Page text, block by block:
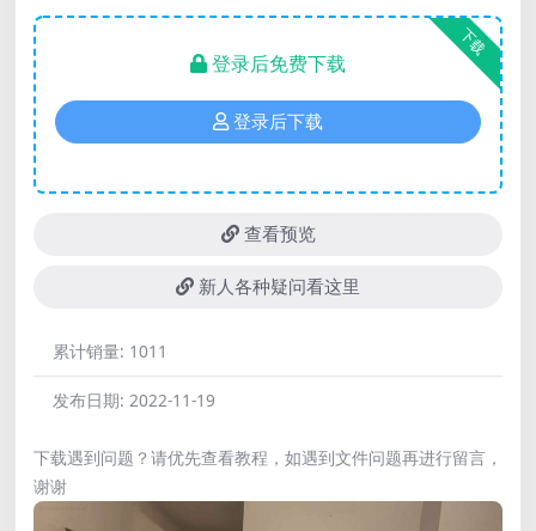
下载
登录后免费下载
登录后下载
查看预览
新人各种疑问看这里
累计销量: 1011
发布日期: 2022-11-19
下载遇到问题？请优先查看教程，如遇到文件问题再进行留言，
谢谢